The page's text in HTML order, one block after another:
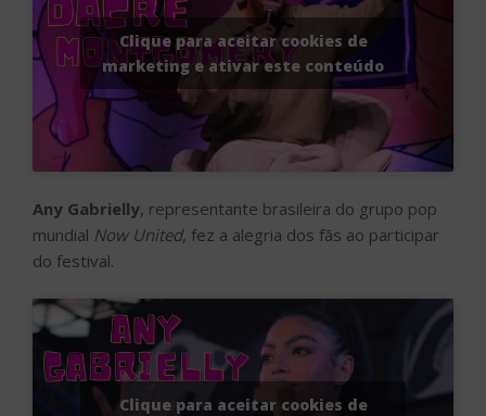
Clique para aceitar cookies de
marketing e ativar este conteúdo
Any Gabrielly, representante brasileira do grupo pop
mundial Now United, fez a alegria dos fãs ao participar
do festival.
Clique para aceitar cookies de